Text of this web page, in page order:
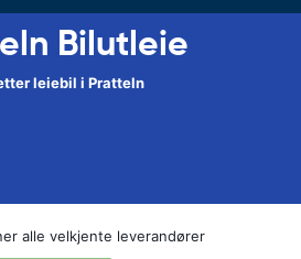
Bilutleie
leiebil i Pratteln
alle velkjente leverandører